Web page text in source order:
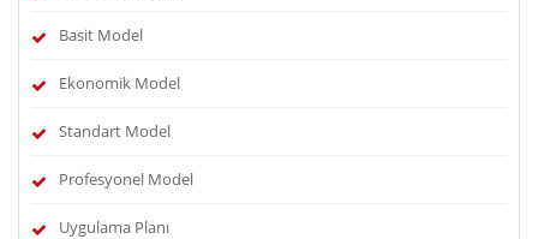
Basit Model
Ekonomik Model
Standart Model
Profesyonel Model
Uygulama Planı